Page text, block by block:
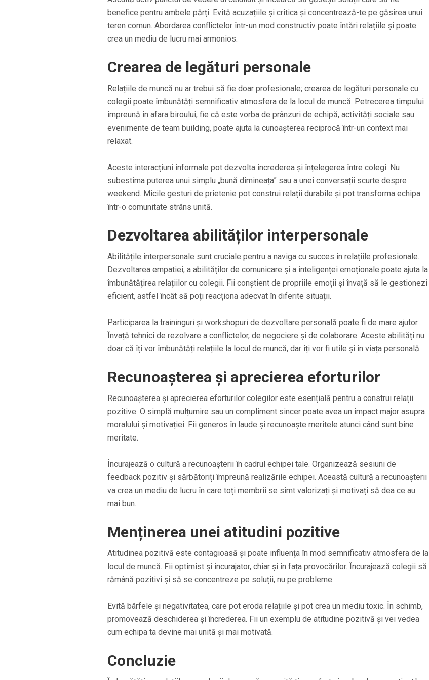
benefice pentru ambele părți. Evită acuzațiile și critica și concentrează-te pe găsirea unui
teren comun. Abordarea conflictelor într-un mod constructiv poate întări relațiile și poate
crea un mediu de lucru mai armonios.
Crearea de legături personale
Relațiile de muncă nu ar trebui să fie doar profesionale; crearea de legături personale cu
colegii poate îmbunătăți semnificativ atmosfera de la locul de muncă. Petrecerea timpului
împreună în afara biroului, fie că este vorba de prânzuri de echipă, activități sociale sau
evenimente de team building, poate ajuta la cunoașterea reciprocă într-un context mai
relaxat.
Aceste interacțiuni informale pot dezvolta încrederea și înțelegerea între colegi. Nu
subestima puterea unui simplu „bună dimineața” sau a unei conversații scurte despre
weekend. Micile gesturi de prietenie pot construi relații durabile și pot transforma echipa
într-o comunitate strâns unită.
Dezvoltarea abilităților interpersonale
Abilitățile interpersonale sunt cruciale pentru a naviga cu succes în relațiile profesionale.
Dezvoltarea empatiei, a abilităților de comunicare și a inteligenței emoționale poate ajuta la
îmbunătățirea relațiilor cu colegii. Fii conștient de propriile emoții și învață să le gestionezi
eficient, astfel încât să poți reacționa adecvat în diferite situații.
Participarea la traininguri și workshopuri de dezvoltare personală poate fi de mare ajutor.
Învață tehnici de rezolvare a conflictelor, de negociere și de colaborare. Aceste abilități nu
doar că îți vor îmbunătăți relațiile la locul de muncă, dar îți vor fi utile și în viața personală.
Recunoașterea și aprecierea eforturilor
Recunoașterea și aprecierea eforturilor colegilor este esențială pentru a construi relații
pozitive. O simplă mulțumire sau un compliment sincer poate avea un impact major asupra
moralului și motivației. Fii generos în laude și recunoaște meritele atunci când sunt bine
meritate.
Încurajează o cultură a recunoașterii în cadrul echipei tale. Organizează sesiuni de
feedback pozitiv și sărbătoriți împreună realizările echipei. Această cultură a recunoașterii
va crea un mediu de lucru în care toți membrii se simt valorizați și motivați să dea ce au
mai bun.
Menținerea unei atitudini pozitive
Atitudinea pozitivă este contagioasă și poate influența în mod semnificativ atmosfera de la
locul de muncă. Fii optimist și încurajator, chiar și în fața provocărilor. Încurajează colegii să
rămână pozitivi și să se concentreze pe soluții, nu pe probleme.
Evită bârfele și negativitatea, care pot eroda relațiile și pot crea un mediu toxic. În schimb,
promovează deschiderea și încrederea. Fii un exemplu de atitudine pozitivă și vei vedea
cum echipa ta devine mai unită și mai motivată.
Concluzie